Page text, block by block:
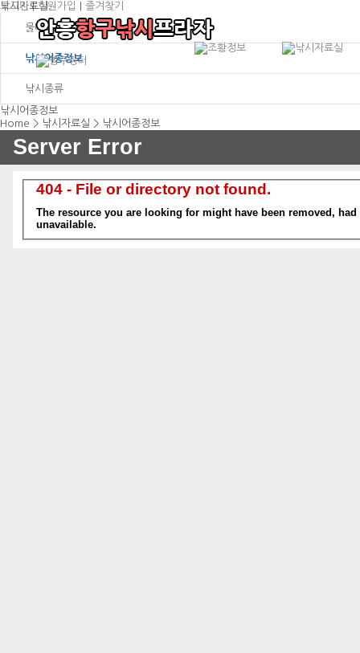
로그인|회원가입 즐겨찾기
출조안내 예
낚시자료실
물때표보기
낚시어종정보
낚시종류
낚시어종정보
Home > 낚시자료실 > 낚시어종정보